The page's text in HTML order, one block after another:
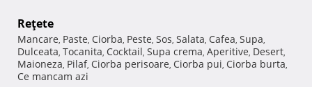
Reţete
Mancare, Paste, Ciorba, Peste, Sos, Salata, Cafea, Supa,
Dulceata, Tocanita, Cocktail, Supa crema, Aperitive, Desert,
Maioneza, Pilaf, Ciorba perisoare, Ciorba pui, Ciorba burta,
Ce mancam azi